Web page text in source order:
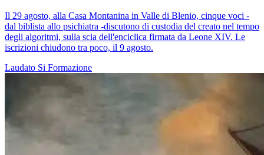
Il 29 agosto, alla Casa Montanina in Valle di Blenio, cinque voci -
dal biblista allo psichiatra -discutono di custodia del creato nel tempo
degli algoritmi, sulla scia dell'enciclica firmata da Leone XIV. Le
iscrizioni chiudono tra poco, il 9 agosto.
Laudato Si Formazione